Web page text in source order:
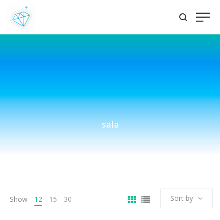
sala
Show 12 15 30 Sort by